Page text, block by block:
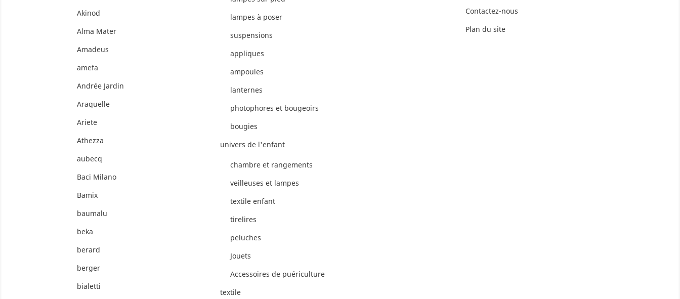
Akinod
Alma Mater
Amadeus
amefa
Andrée Jardin
Araquelle
Ariete
Athezza
aubecq
Baci Milano
Bamix
baumalu
beka
berard
berger
bialetti
lampes à poser
suspensions
appliques
ampoules
lanternes
photophores et bougeoirs
bougies
univers de l'enfant
chambre et rangements
veilleuses et lampes
textile enfant
tirelires
peluches
Jouets
Accessoires de puériculture
textile
Contactez-nous
Plan du site